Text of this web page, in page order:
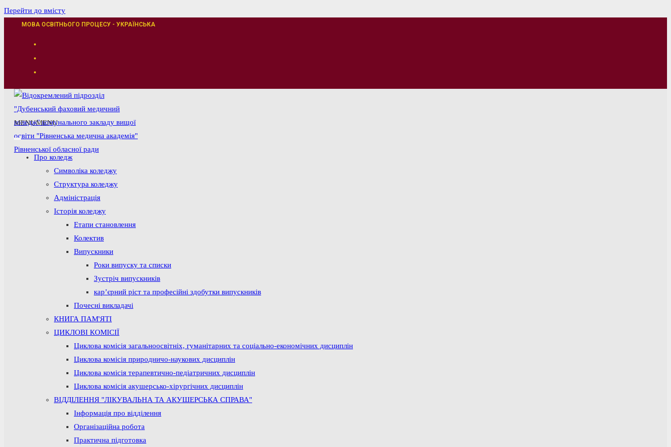
Перейти до вмісту
МОВА ОСВІТНЬОГО ПРОЦЕСУ - УКРАЇНСЬКА
MENUMENU
Про коледж
Символіка коледжу
Структура коледжу
Адміністрація
Історія коледжу
Етапи становлення
Колектив
Випускники
Роки випуску та списки
Зустріч випускників
кар’єрний ріст та професійні здобутки випускників
Почесні викладачі
КНИГА ПАМ'ЯТІ
ЦИКЛОВІ КОМІСІЇ
Циклова комісія загальноосвітніх, гуманітарних та соціально-економічних дисциплін
Циклова комісія природничо-наукових дисциплін
Циклова комісія терапевтично-педіатричних дисциплін
Циклова комісія акушерсько-хірургічних дисциплін
ВІДДІЛЕННЯ "ЛІКУВАЛЬНА ТА АКУШЕРСЬКА СПРАВА"
Інформація про відділення
Організаційна робота
Практична підготовка